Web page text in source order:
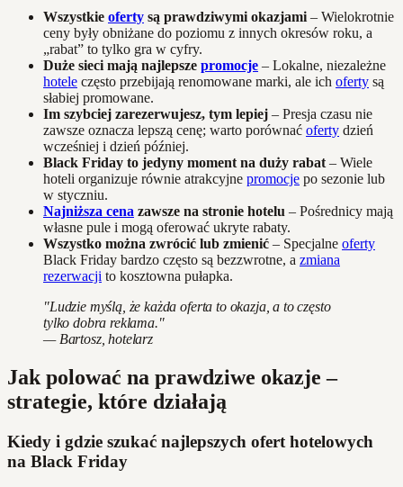
Wszystkie oferty są prawdziwymi okazjami – Wielokrotnie
ceny były obniżane do poziomu z innych okresów roku, a
„rabat” to tylko gra w cyfry.
Duże sieci mają najlepsze promocje – Lokalne, niezależne
hotele często przebijają renomowane marki, ale ich oferty są
słabiej promowane.
Im szybciej zarezerwujesz, tym lepiej – Presja czasu nie
zawsze oznacza lepszą cenę; warto porównać oferty dzień
wcześniej i dzień później.
Black Friday to jedyny moment na duży rabat – Wiele
hoteli organizuje równie atrakcyjne promocje po sezonie lub
w styczniu.
Najniższa cena zawsze na stronie hotelu – Pośrednicy mają
własne pule i mogą oferować ukryte rabaty.
Wszystko można zwrócić lub zmienić – Specjalne oferty
Black Friday bardzo często są bezzwrotne, a zmiana
rezerwacji to kosztowna pułapka.
"Ludzie myślą, że każda oferta to okazja, a to często
tylko dobra reklama."
— Bartosz, hotelarz
Jak polować na prawdziwe okazje –
strategie, które działają
Kiedy i gdzie szukać najlepszych ofert hotelowych
na Black Friday